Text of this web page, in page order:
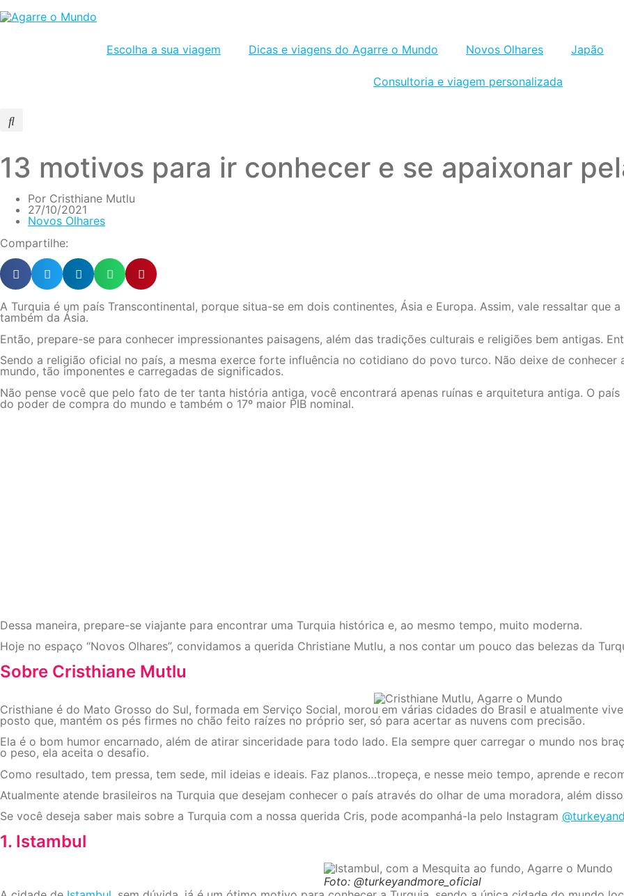
Escolha a sua viagem Dicas e viagens do Agarre o Mundo Novos Olhares Japão
Consultoria e viagem personalizada
13 motivos para ir conhecer e se apaixonar
Por Cristhiane Mutlu
27/10/2021
Novos Olhares
Compartilhe:
A Turquia é um país Transcontinental, porque situa-se em dois continentes, Ásia e Europa. Assim, vale ressaltar que
também da Ásia.
Então, prepare-se para conhecer impressionantes paisagens, além das tradições culturais e religiões bem antigas.
Sendo a religião oficial no país, a mesma exerce forte influência no cotidiano do povo turco. Não deixe de conhecer
mundo, tão imponentes e carregadas de significados.
Não pense você que pelo fato de ter tanta história antiga, você encontrará apenas ruínas e arquitetura antiga. O
do poder de compra do mundo e também o 17º maior PIB nominal.
Dessa maneira, prepare-se viajante para encontrar uma Turquia histórica e, ao mesmo tempo, muito moderna.
Hoje no espaço “Novos Olhares”, convidamos a querida Christiane Mutlu, a nos contar um pouco das belezas da
Sobre Cristhiane Mutlu
Cristhiane é do Mato Grosso do Sul, formada em Serviço Social, morou em várias cidades do Brasil e atualmente
posto que, mantém os pés firmes no chão feito raízes no próprio ser, só para acertar as nuvens com precisão.
Ela é o bom humor encarnado, além de atirar sinceridade para todo lado. Ela sempre quer carregar o mundo nos
o peso, ela aceita o desafio.
Como resultado, tem pressa, tem sede, mil ideias e ideais. Faz planos…tropeça, e nesse meio tempo, aprende e
Atualmente atende brasileiros na Turquia que desejam conhecer o país através do olhar de uma moradora, além
Se você deseja saber mais sobre a Turquia com a nossa querida Cris, pode acompanhá-la pelo Instagram
1. Istambul
Foto: @turkeyandmore_oficial